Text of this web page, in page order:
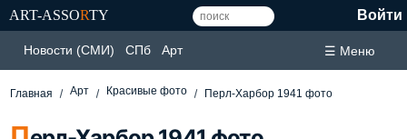
ART-ASSORTY Войти
Новости (СМИ) СПб Арт ☰ Меню
Главная Арт Красивые фото Перл-Харбор 1941 фото